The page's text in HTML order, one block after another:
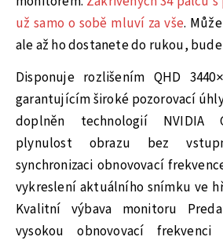
už samo o sobě mluví za vše.
ale až ho dostanete do rukou,
Disponuje rozlišením QHD
garantujícím široké pozorovací
doplněn technologií NVIDIA
plynulost obrazu bez
synchronizaci obnovovací
vykreslení aktuálního snímku ve
Kvalitní výbava monitoru
vysokou obnovovací